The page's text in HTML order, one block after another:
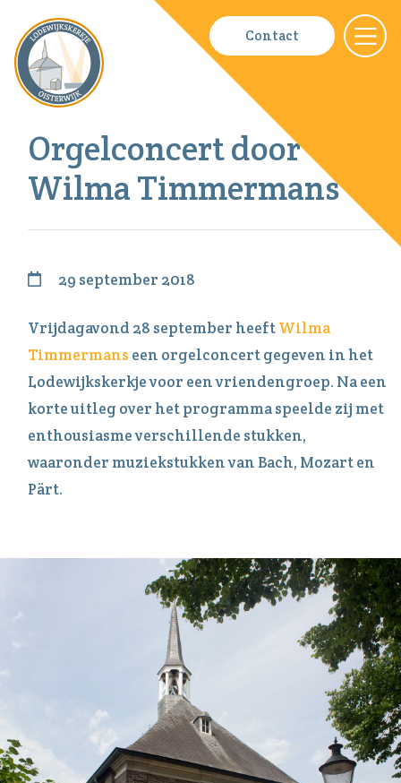
Contact
Orgelconcert door
Wilma Timmermans
29 september 2018
Vrijdagavond 28 september heeftWilma
Timmermans een orgelconcert gegeven in het
Lodewijkskerkje voor een vriendengroep. Na een
korte uitleg over het programma speelde zij met
enthousiasme verschillende stukken,
waaronder muziekstukken van Bach, Mozart en
Pärt.